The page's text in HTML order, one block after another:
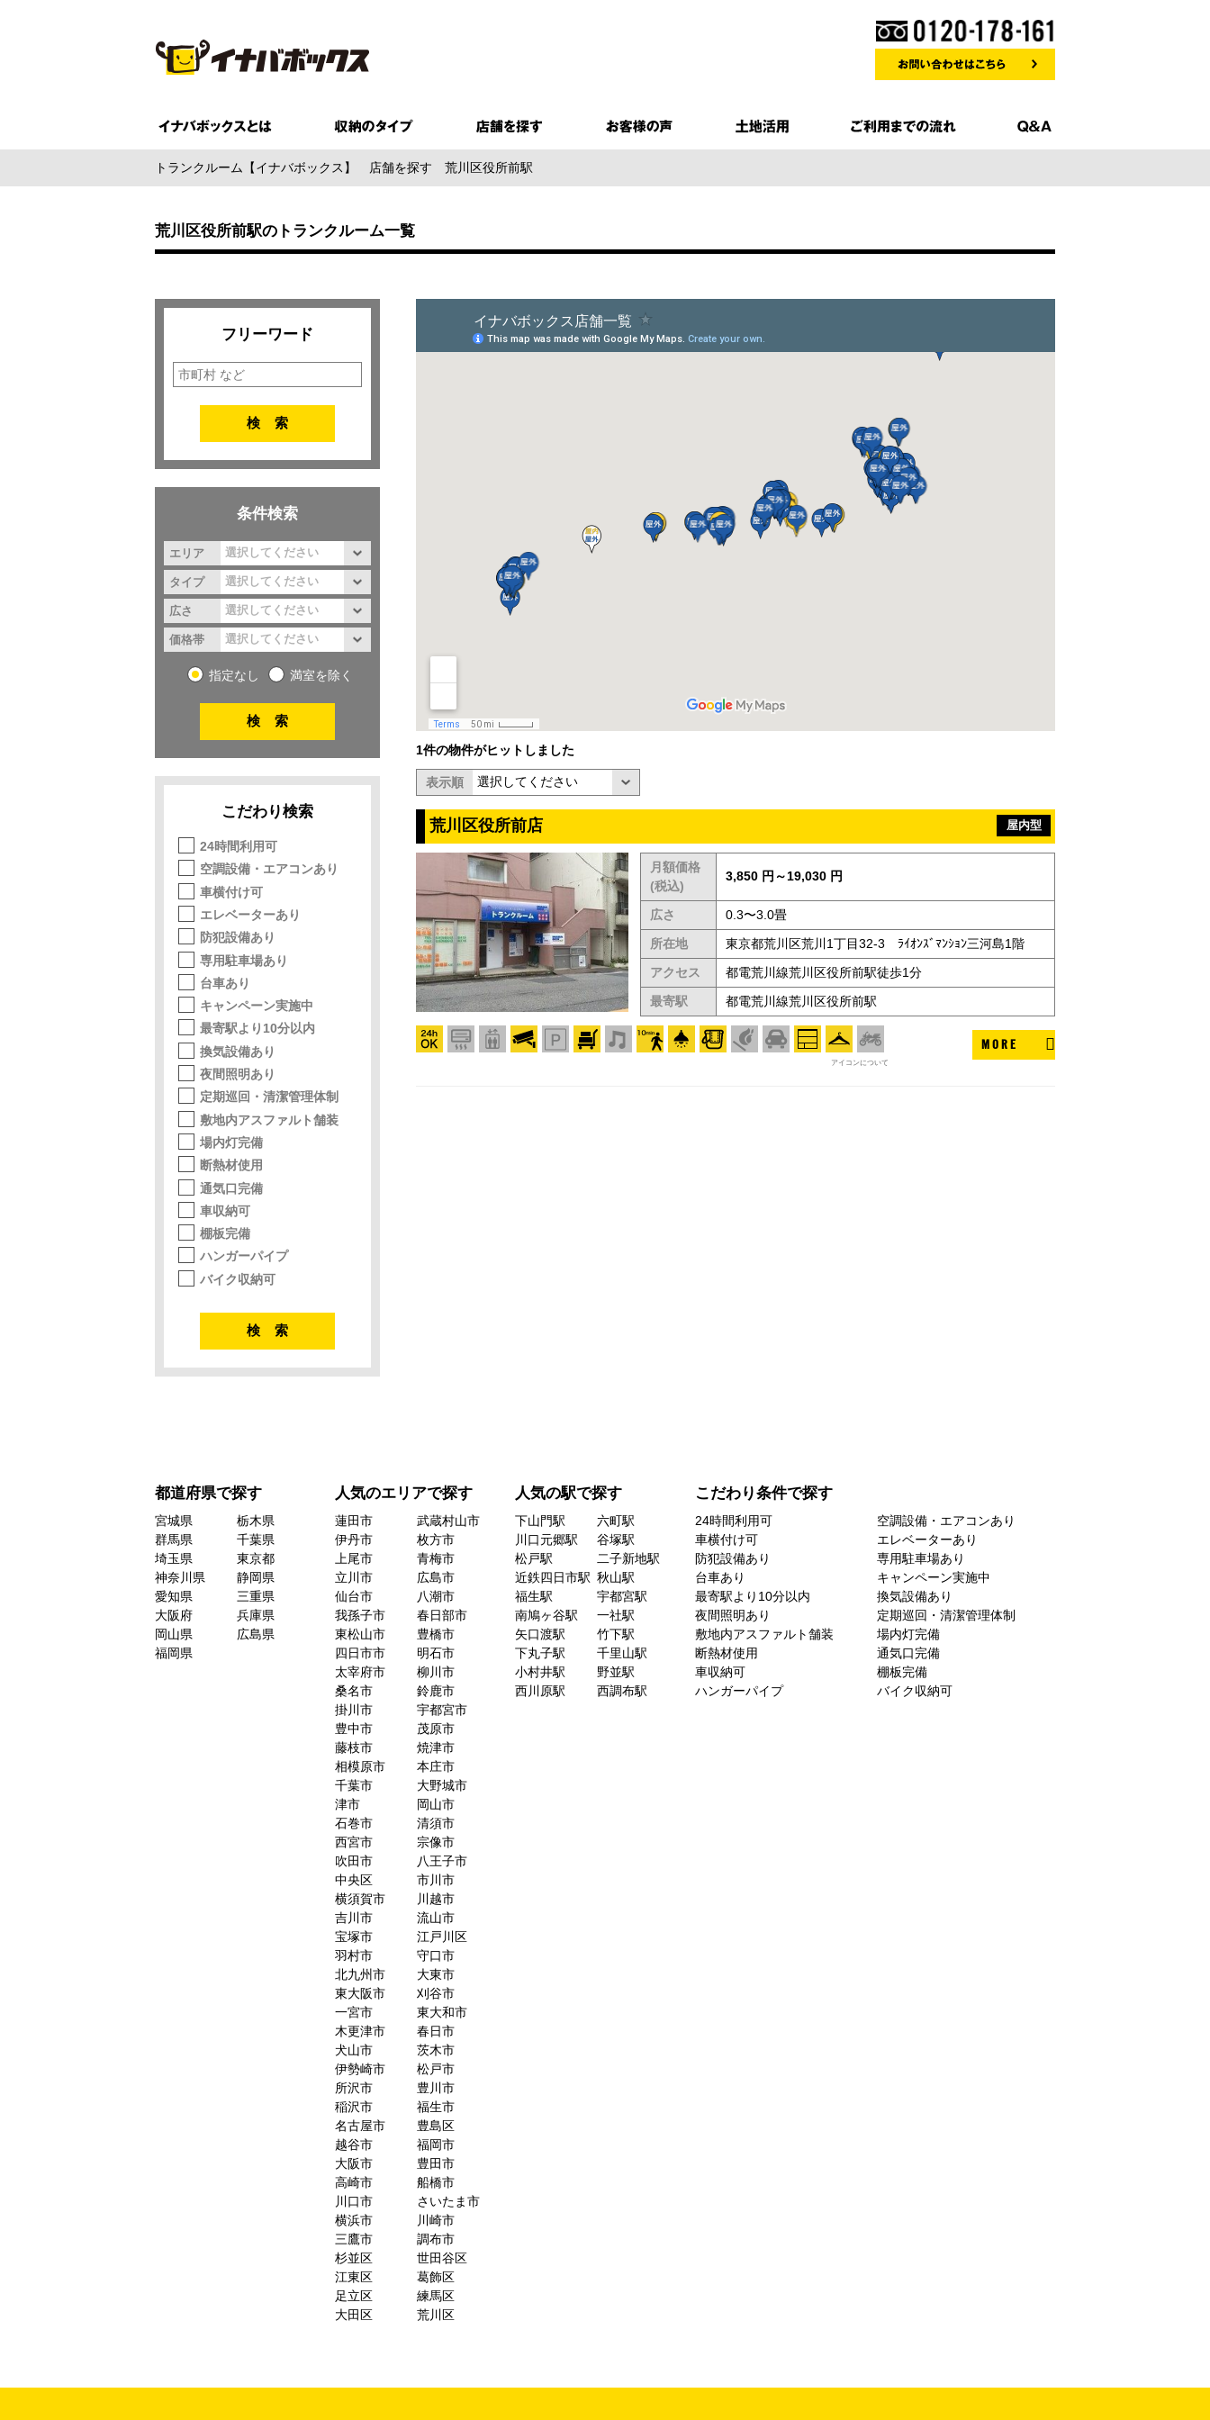
トランクルーム【イナバボックス】 店舗を探す 荒川区役所前駅
荒川区役所前駅のトランクルーム一覧
1件の物件がヒットしました
表示順
荒川区役所前店 屋内型
月額価格
(税込)
3,850 円～19,030 円
広さ
0.3〜3.0畳
所在地
東京都荒川区荒川1丁目32-3 ﾗｲｵﾝｽﾞﾏﾝｼｮﾝ三河島1階
アクセス
都電荒川線荒川区役所前駅徒歩1分
最寄駅
都電荒川線荒川区役所前駅
アイコンについて
MORE
フリーワード
条件検索
エリア
タイプ
広さ
価格帯
指定なし 満室を除く
こだわり検索
24時間利用可
空調設備・エアコンあり
車横付け可
エレベーターあり
防犯設備あり
専用駐車場あり
台車あり
キャンペーン実施中
最寄駅より10分以内
換気設備あり
夜間照明あり
定期巡回・清潔管理体制
敷地内アスファルト舗装
場内灯完備
断熱材使用
通気口完備
車収納可
棚板完備
ハンガーパイプ
バイク収納可
都道府県で探す
宮城県
栃木県
群馬県
千葉県
埼玉県
東京都
神奈川県
静岡県
愛知県
三重県
大阪府
兵庫県
岡山県
広島県
福岡県
人気のエリアで探す
蓮田市
武蔵村山市
伊丹市
枚方市
上尾市
青梅市
立川市
広島市
仙台市
八潮市
我孫子市
春日部市
東松山市
豊橋市
四日市市
明石市
太宰府市
柳川市
桑名市
鈴鹿市
掛川市
宇都宮市
豊中市
茂原市
藤枝市
焼津市
相模原市
本庄市
千葉市
大野城市
津市
岡山市
石巻市
清須市
西宮市
宗像市
吹田市
八王子市
中央区
市川市
横須賀市
川越市
吉川市
流山市
宝塚市
江戸川区
羽村市
守口市
北九州市
大東市
東大阪市
刈谷市
一宮市
東大和市
木更津市
春日市
犬山市
茨木市
伊勢崎市
松戸市
所沢市
豊川市
稲沢市
福生市
名古屋市
豊島区
越谷市
福岡市
大阪市
豊田市
高崎市
船橋市
川口市
さいたま市
横浜市
川崎市
三鷹市
調布市
杉並区
世田谷区
江東区
葛飾区
足立区
練馬区
大田区
荒川区
人気の駅で探す
下山門駅
六町駅
川口元郷駅
谷塚駅
松戸駅
二子新地駅
近鉄四日市駅 秋山駅
福生駅
宇都宮駅
南鳩ヶ谷駅
一社駅
矢口渡駅
竹下駅
下丸子駅
千里山駅
小村井駅
野並駅
西川原駅
西調布駅
こだわり条件で探す
24時間利用可
空調設備・エアコンあり
車横付け可
エレベーターあり
防犯設備あり
専用駐車場あり
台車あり
キャンペーン実施中
最寄駅より10分以内
換気設備あり
夜間照明あり
定期巡回・清潔管理体制
敷地内アスファルト舗装
場内灯完備
断熱材使用
通気口完備
車収納可
棚板完備
ハンガーパイプ
バイク収納可